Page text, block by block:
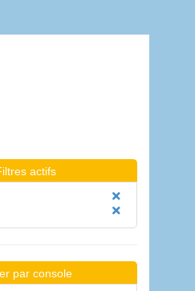
actifs
par console